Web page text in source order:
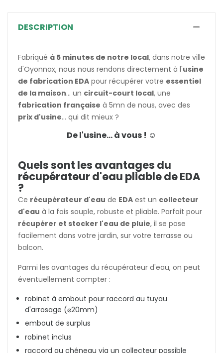
DESCRIPTION
Fabriqué à 5 minutes de notre local, dans notre ville
d'Oyonnax, nous nous rendons directement à l'usine
de fabrication EDA pour récupérer votre essentiel
de la maison... un circuit-court local, une
fabrication française à 5mn de nous, avec des
prix d'usine... qui dit mieux ?
De l'usine... à vous ! ☺️
Quels sont les avantages du
récupérateur d'eau pliable de EDA
?
Ce récupérateur d'eau de EDA est un collecteur
d'eau à la fois souple, robuste et pliable. Parfait pour
récupérer et stocker l'eau de pluie, il se pose
facilement dans votre jardin, sur votre terrasse ou
balcon.
Parmi les avantages du récupérateur d'eau, on peut
éventuellement compter :
robinet à embout pour raccord au tuyau
d'arrosage (⌀20mm)
embout de surplus
robinet inclus
raccord au chéneau via un collecteur possible